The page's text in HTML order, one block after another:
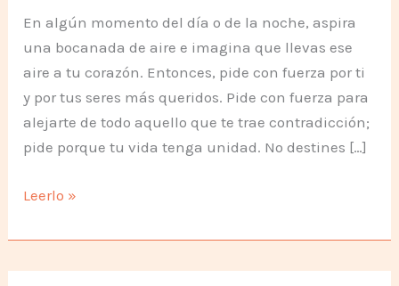
En algún momento del día o de la noche, aspira
una bocanada de aire e imagina que llevas ese
aire a tu corazón. Entonces, pide con fuerza por ti
y por tus seres más queridos. Pide con fuerza para
alejarte de todo aquello que te trae contradicción;
pide porque tu vida tenga unidad. No destines […]
Un
por
Colombia
Leerlo »